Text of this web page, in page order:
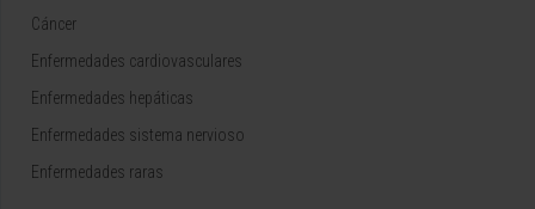
Cáncer
Enfermedades cardiovasculares
Enfermedades hepáticas
Enfermedades sistema nervioso
Enfermedades raras